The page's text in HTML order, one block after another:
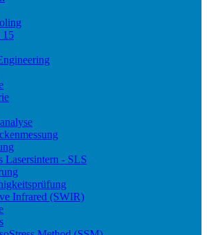
15
Lasersintern - SLS
Infrared (SWIR)